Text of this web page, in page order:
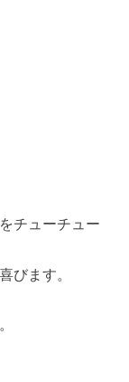
チューチュー
びます。